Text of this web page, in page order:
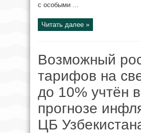
с особыми ...
Читать далее »
Возможный
тарифов на
до 10% учтён в
прогнозе
ЦБ